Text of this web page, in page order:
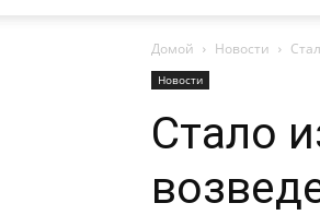
Домой Новости
Новости
Стало